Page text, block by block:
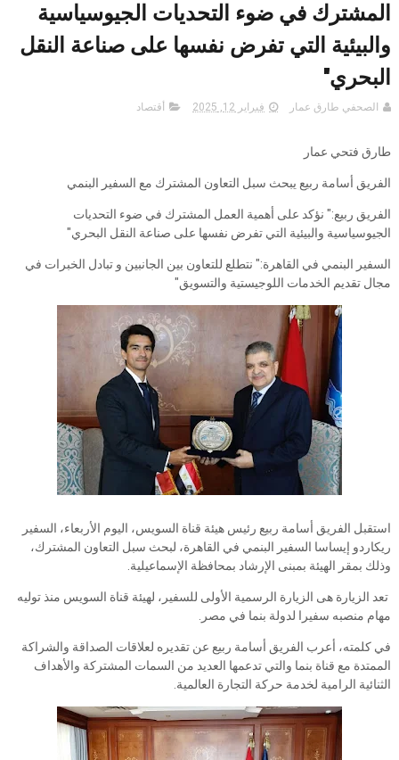
المشترك في ضوء التحديات الجيوسياسية
والبيئية التي تفرض نفسها على صناعة النقل
البحري"
الصحفي طارق عمار فبراير 12, 2025 أقتصاد
طارق فتحي عمار
الفريق أسامة ربيع يبحث سبل التعاون المشترك مع السفير البنمي
الفريق ربيع:" نؤكد على أهمية العمل المشترك في ضوء التحديات
الجيوسياسية والبيئية التي تفرض نفسها على صناعة النقل البحري"
السفير البنمي في القاهرة:" نتطلع للتعاون بين الجانبين و تبادل الخبرات في
مجال تقديم الخدمات اللوجيستية والتسويق"
استقبل الفريق أسامة ربيع رئيس هيئة قناة السويس، اليوم الأربعاء، السفير
ريكاردو إيساسا السفير البنمي في القاهرة، لبحث سبل التعاون المشترك،
وذلك بمقر الهيئة بمبنى الإرشاد بمحافظة الإسماعيلية.
تعد الزيارة هى الزيارة الرسمية الأولى للسفير، لهيئة قناة السويس منذ توليه
مهام منصبه سفيرا لدولة بنما في مصر.
في كلمته، أعرب الفريق أسامة ربيع عن تقديره لعلاقات الصداقة والشراكة
الممتدة مع قناة بنما والتي تدعمها العديد من السمات المشتركة والأهداف
الثنائية الرامية لخدمة حركة التجارة العالمية.